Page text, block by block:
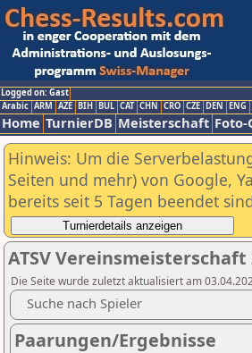
Logged on: Gast
Arabic ARM AZE BIH BUL CAT CHN CRO CZE DEN ENG
Home TurnierDB Meisterschaft Foto-
Hinweis: Um die
Seiten und mehr) von Google,
bereits seit 5 Tagen beendet
ATSV Vereinsmeisterschaft
Die Seite wurde zuletzt aktualisiert am
Suche nach Spieler
Paarungen/Ergebnisse